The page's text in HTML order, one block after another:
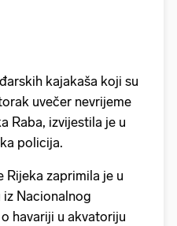
kajakaša koji su
uvečer nevrijeme
Raba, izvijestila je u
policija.
Rijeka zaprimila je u
Nacionalnog
havariji u akvatoriju